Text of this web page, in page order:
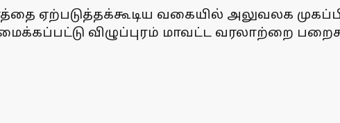
ஏற்படுத்தக்கூடிய வகையில் அலுவலக
விழுப்புரம் மாவட்ட வரலாற்றை